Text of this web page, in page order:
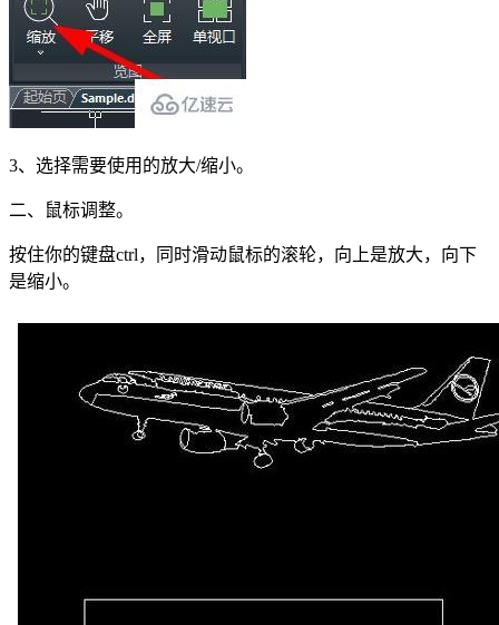
3、选择需要使用的放大/缩小。
二、鼠标调整。
按住你的键盘ctrl，同时滑动鼠标的滚轮，向上是放大，向下
是缩小。